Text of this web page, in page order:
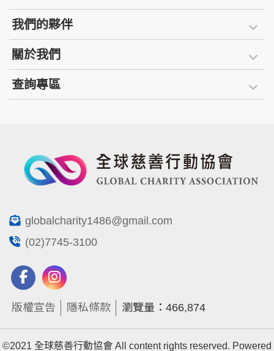
我們的夥伴
關於我們
查詢專區
globalcharity1486@gmail.com
(02)7745-3100
版權宣告 隱私條款 瀏覽量：466,874
©2021 全球慈善行動協會 All content rights reserved. Powered